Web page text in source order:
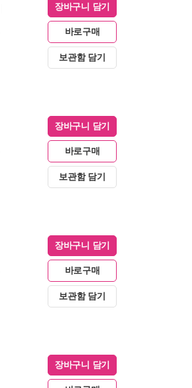
장바구니 담기
바로구매
보관함 담기
장바구니 담기
바로구매
보관함 담기
장바구니 담기
바로구매
보관함 담기
장바구니 담기